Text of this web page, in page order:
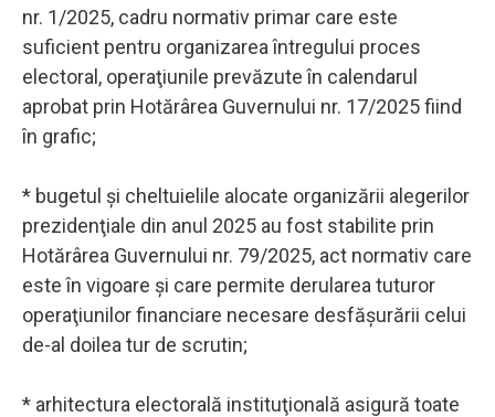
nr. 1/2025, cadru normativ primar care este
suficient pentru organizarea întregului proces
electoral, operaţiunile prevăzute în calendarul
aprobat prin Hotărârea Guvernului nr. 17/2025 fiind
în grafic;
* bugetul şi cheltuielile alocate organizării alegerilor
prezidenţiale din anul 2025 au fost stabilite prin
Hotărârea Guvernului nr. 79/2025, act normativ care
este în vigoare şi care permite derularea tuturor
operaţiunilor financiare necesare desfăşurării celui
de-al doilea tur de scrutin;
* arhitectura electorală instituţională asigură toate